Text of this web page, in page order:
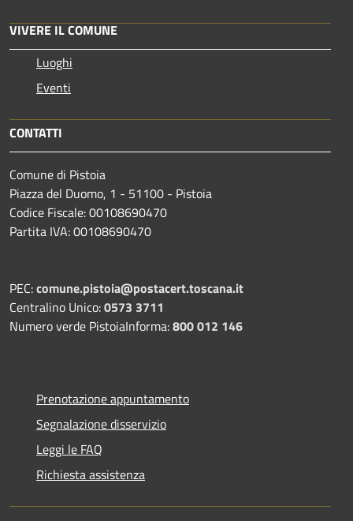
VIVERE IL COMUNE
Luoghi
Eventi
CONTATTI
Comune di Pistoia
Piazza del Duomo, 1 - 51100 - Pistoia
Codice Fiscale: 00108690470
Partita IVA: 00108690470
PEC:comune.pistoia@postacert.toscana.it
Centralino Unico:0573 3711
Numero verde PistoiaInforma:800 012 146
Prenotazione appuntamento
Segnalazione disservizio
Leggi le FAQ
Richiesta assistenza